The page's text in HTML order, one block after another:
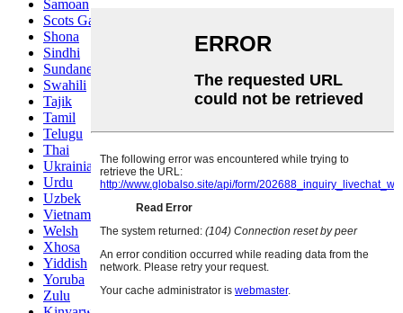
Samoan
Scots Gaelic
Shona
Sindhi
Sundanese
Swahili
Tajik
Tamil
Telugu
Thai
Ukrainian
Urdu
Uzbek
Vietnamese
Welsh
Xhosa
Yiddish
Yoruba
Zulu